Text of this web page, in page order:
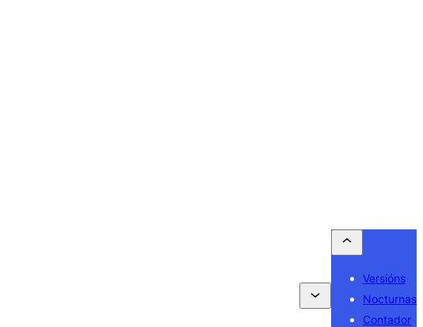
Versións
Nocturnas
Contador